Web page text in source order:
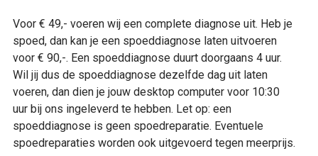
Voor € 49,- voeren wij een complete diagnose uit. Heb je
spoed, dan kan je een spoeddiagnose laten uitvoeren
voor € 90,-. Een spoeddiagnose duurt doorgaans 4 uur.
Wil jij dus de spoeddiagnose dezelfde dag uit laten
voeren, dan dien je jouw desktop computer voor 10:30
uur bij ons ingeleverd te hebben. Let op: een
spoeddiagnose is geen spoedreparatie. Eventuele
spoedreparaties worden ook uitgevoerd tegen meerprijs.